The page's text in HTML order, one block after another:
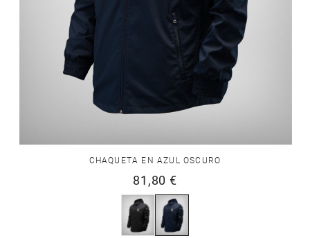
CHAQUETA EN AZUL OSCURO
81,80 €